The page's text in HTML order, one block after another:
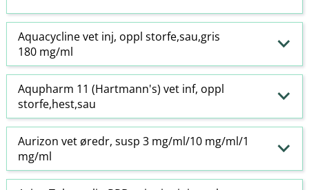
Aquacycline vet inj, oppl storfe,sau,gris
180 mg/ml
Aqupharm 11 (Hartmann's) vet inf, oppl
storfe,hest,sau
Aurizon vet øredr, susp 3 mg/ml/10 mg/ml/1
mg/ml